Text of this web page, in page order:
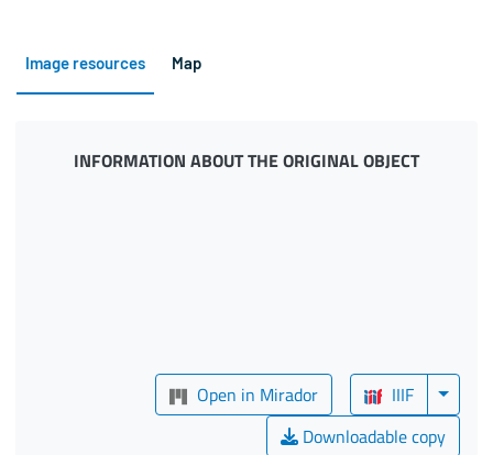
Image resources Map
INFORMATION ABOUT THE ORIGINAL OBJECT
Open in Mirador
IIIF
Downloadable copy